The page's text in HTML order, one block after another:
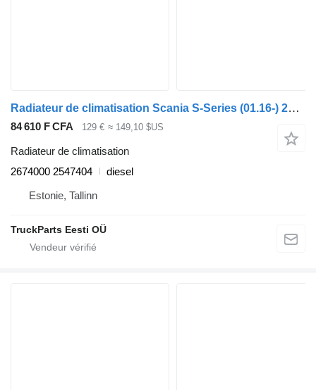
Radiateur de climatisation Scania S-Series (01.16-) 2674000 2547404 pour tracteur routier Scania L,P,G,R,S-series (2016-)
84 610 F CFA 129 € ≈ 149,10 $US
Radiateur de climatisation
2674000 2547404
diesel
Estonie, Tallinn
TruckParts Eesti OÜ